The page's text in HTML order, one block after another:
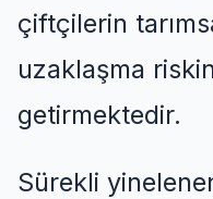
çiftçilerin
uzaklaşma
getirmektedir.
Sürekli